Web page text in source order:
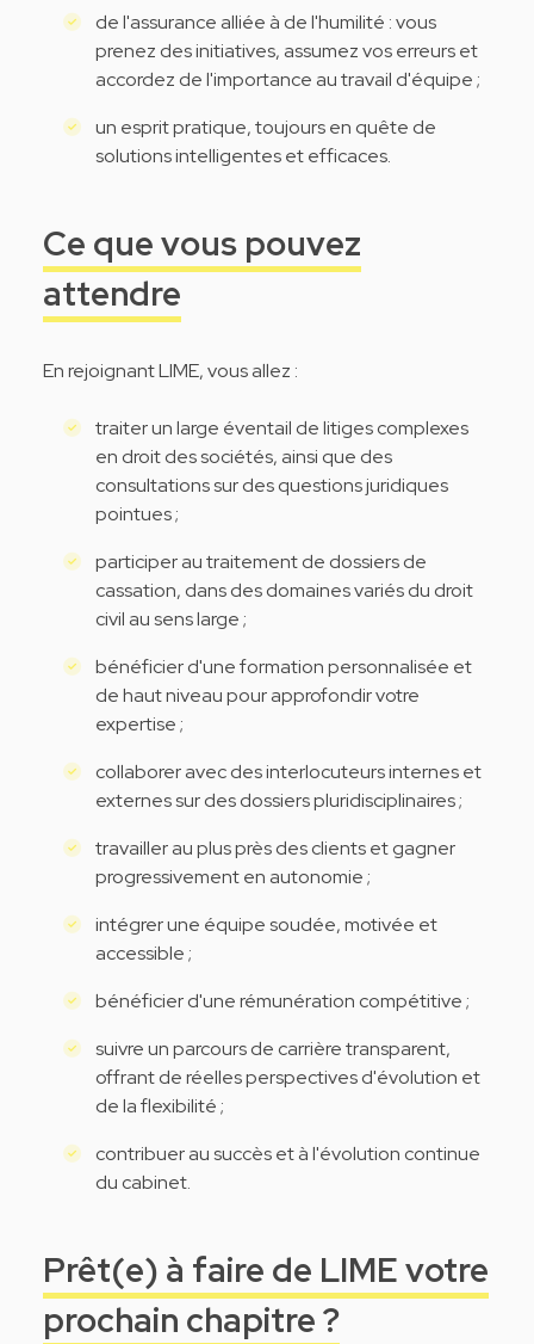
de l'assurance alliée à de l'humilité : vous
prenez des initiatives, assumez vos erreurs et
accordez de l'importance au travail d'équipe ;
un esprit pratique, toujours en quête de
solutions intelligentes et efficaces.
Ce que vous pouvez
attendre
En rejoignant LIME, vous allez :
traiter un large éventail de litiges complexes
en droit des sociétés, ainsi que des
consultations sur des questions juridiques
pointues ;
participer au traitement de dossiers de
cassation, dans des domaines variés du droit
civil au sens large ;
bénéficier d'une formation personnalisée et
de haut niveau pour approfondir votre
expertise ;
collaborer avec des interlocuteurs internes et
externes sur des dossiers pluridisciplinaires ;
travailler au plus près des clients et gagner
progressivement en autonomie ;
intégrer une équipe soudée, motivée et
accessible ;
bénéficier d'une rémunération compétitive ;
suivre un parcours de carrière transparent,
offrant de réelles perspectives d'évolution et
de la flexibilité ;
contribuer au succès et à l'évolution continue
du cabinet.
Prêt(e) à faire de LIME votre
prochain chapitre ?